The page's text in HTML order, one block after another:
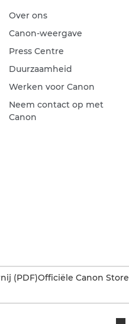
Over ons
Canon-weergave
Press Centre
Duurzaamheid
Werken voor Canon
Neem contact op met
Canon
(PDF)Officiële Canon Store